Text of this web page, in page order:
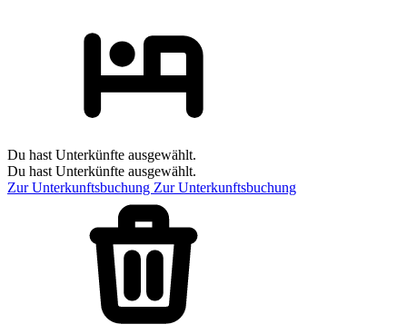
Du hast Unterkünfte ausgewählt.
Du hast Unterkünfte ausgewählt.
Zur Unterkunftsbuchung Zur Unterkunftsbuchung